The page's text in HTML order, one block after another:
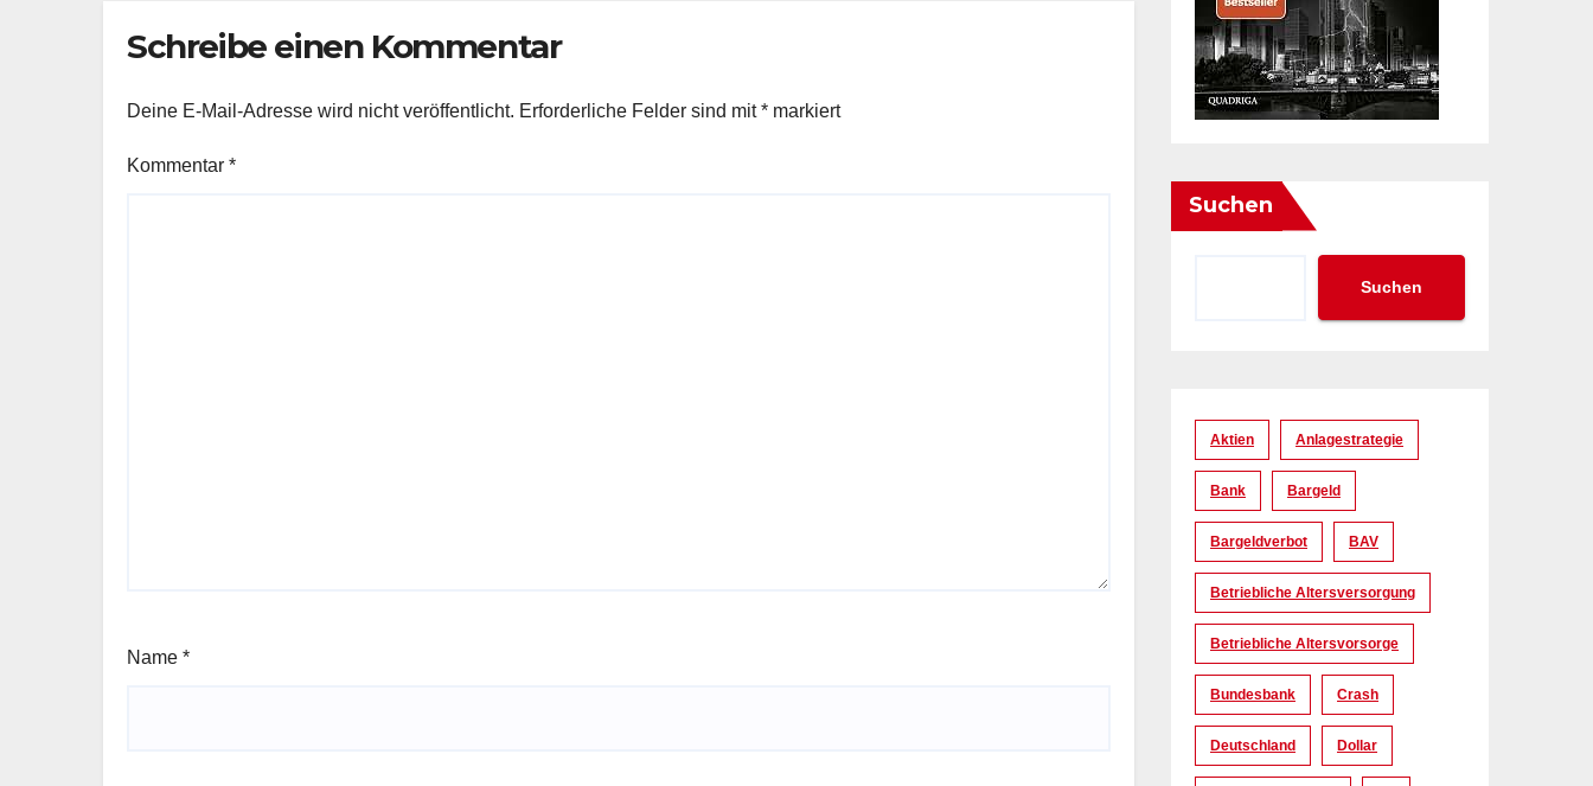
Schreibe einen Kommentar
Deine E-Mail-Adresse wird nicht veröffentlicht. Erforderliche Felder sind mit* markiert
Kommentar *
Name *
Suchen
Suchen
Aktien Anlagestrategie
Bank Bargeld
Bargeldverbot BAV
Betriebliche Altersversorgung
Betriebliche Altersvorsorge
Bundesbank Crash
Deutschland Dollar